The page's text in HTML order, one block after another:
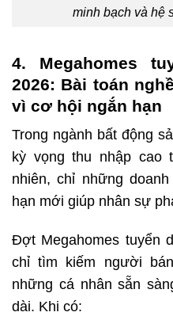
minh bạch và hệ
4. Megahomes
2026: Bài toán
vì cơ hội ngắn hạn
Trong ngành bất động
kỳ vọng thu nhập cao
nhiên, chỉ những
hạn mới giúp nhân sự
Đợt Megahomes tuyển
chỉ tìm kiếm người
những cá nhân sẵn
dài. Khi có: